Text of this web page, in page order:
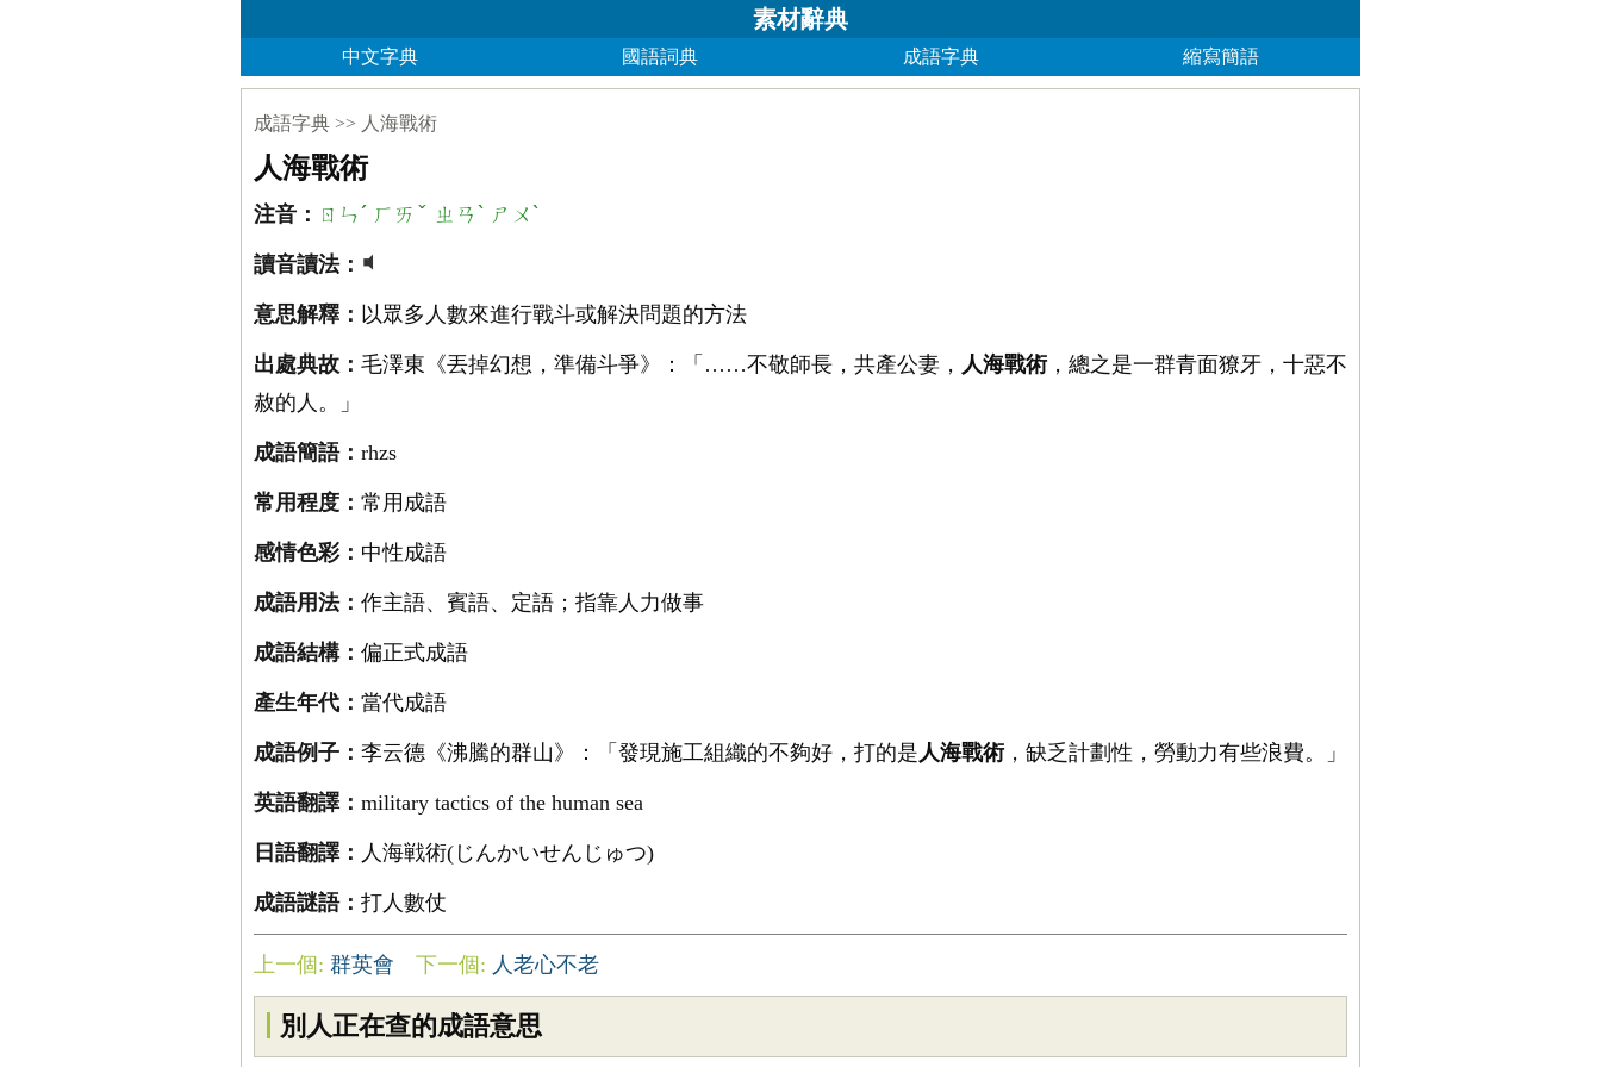
素材辭典
中文字典 國語詞典 成語字典 縮寫簡語
成語字典>> 人海戰術
人海戰術
注音： ㄖㄣˊ ㄏㄞˇ ㄓㄢˋ ㄕㄨˋ
讀音讀法：
意思解釋： 以眾多人數來進行戰斗或解決問題的方法
出處典故： 毛澤東《丟掉幻想，準備斗爭》：「……不敬師長，共產公妻， 人海戰術，總之是一群青面獠牙，十惡不
赦的人。」
成語簡語： rhzs
常用程度： 常用成語
感情色彩： 中性成語
成語用法： 作主語、賓語、定語；指靠人力做事
成語結構： 偏正式成語
產生年代： 當代成語
成語例子： 李云德《沸騰的群山》：「發現施工組織的不夠好，打的是人海戰術，缺乏計劃性，勞動力有些浪費。」
英語翻譯： military tactics of the human sea
日語翻譯： 人海戦術(じんかいせんじゅつ)
成語謎語： 打人數仗
上一個: 群英會 下一個: 人老心不老
別人正在查的成語意思